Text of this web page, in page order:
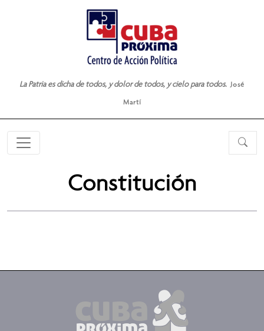
La Patria es dicha de todos, y dolor de todos, y cielo para todos. José
Martí
Constitución